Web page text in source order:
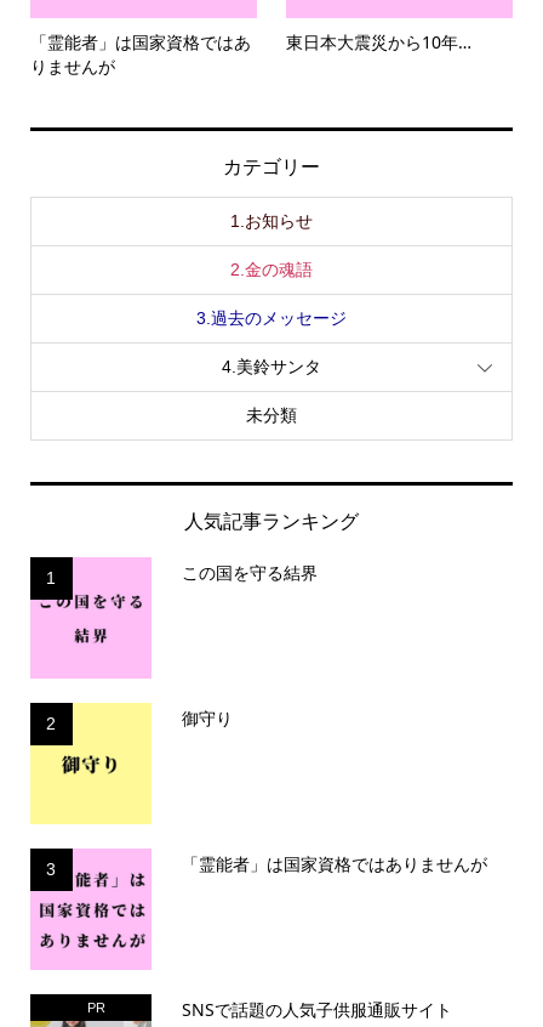
「霊能者」は国家資格ではあ
りませんが
東日本大震災から10年…
カテゴリー
1.お知らせ
2.金の魂語
3.過去のメッセージ
4.美鈴サンタ
未分類
人気記事ランキング
1 この国を守る結界
2 御守り
3 「霊能者」は国家資格ではありませんが
PR
SNSで話題の人気子供服通販サイト